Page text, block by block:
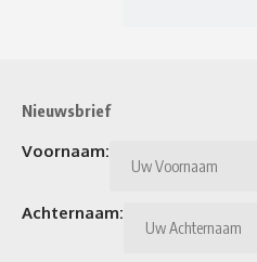
Nieuwsbrief
Voornaam:
Achternaam: